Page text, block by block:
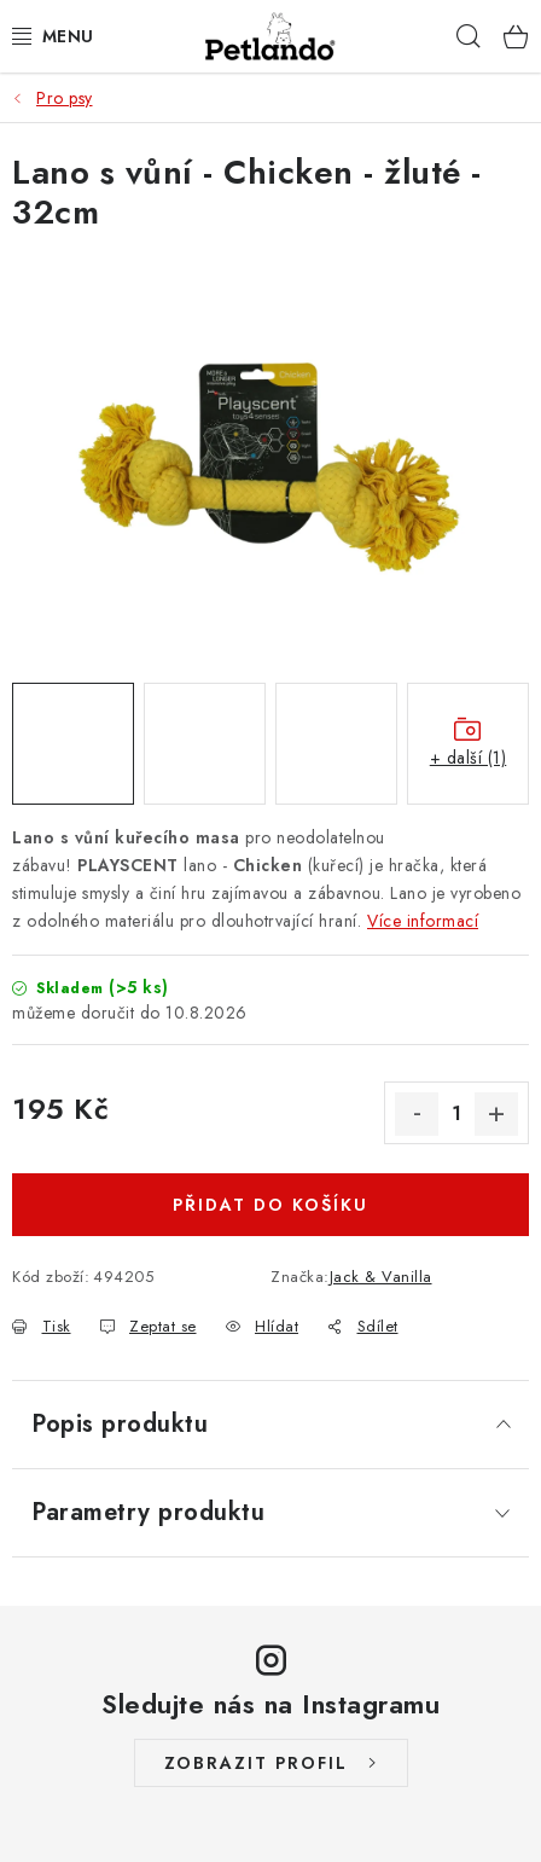
na
PRO PSY
PRO KOČKY
PRO PÁNÍČKY
KONTAKTY
REGISTROVAT
Obchodní podmínky
Doprava a platba Moje objednávka
Pro psy
Lano s vůní kuřecího masa pro neodolatelnou
zábavu! PLAYSCENT lano - Chicken (kuřecí) je hračka, která
stimuluje smysly a činí hru zajímavou a zábavnou. Lano je vyrobeno
z odolného materiálu pro dlouhotrvající hraní. Více informací
Skladem (>5 ks)
10.8.2026
195 Kč
PŘIDAT DO KOŠÍKU
Kód zboží: 494205 Značka:Jack & Vanilla
Tisk Zeptat se Hlídat Sdílet
Lano s vůní - Chicken - žluté -
32cm
+ další (1)
Popis produktu
Parametry produktu
Sledujte nás na Instagramu
ZOBRAZIT PROFIL